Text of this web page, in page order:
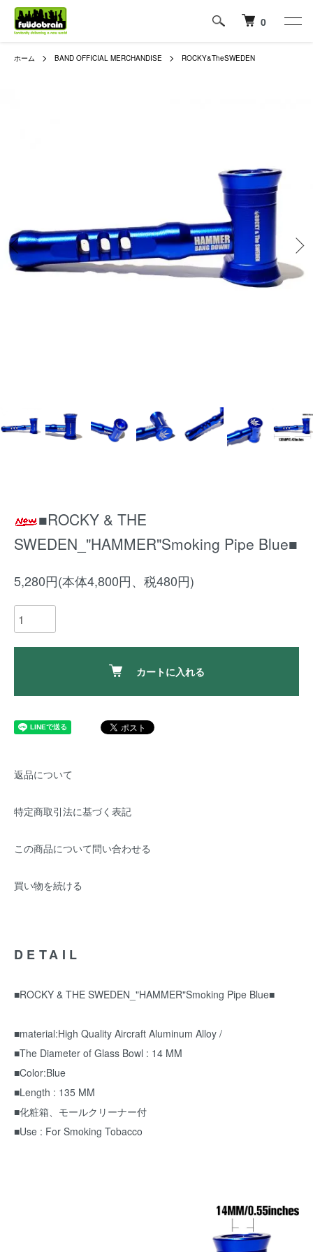
0
ホーム BAND OFFICIAL MERCHANDISE ROCKY&TheSWEDEN
■ROCKY & THE
SWEDEN_"HAMMER"Smoking Pipe Blue■
5,280円(本体4,800円、税480円)
カートに入れる
返品について
特定商取引法に基づく表記
この商品について問い合わせる
買い物を続ける
DETAIL
■ROCKY & THE SWEDEN_"HAMMER"Smoking Pipe Blue■
■material:High Quality Aircraft Aluminum Alloy /
■The Diameter of Glass Bowl : 14 MM
■Color:Blue
■Length : 135 MM
■化粧箱、モールクリーナー付
■Use : For Smoking Tobacco